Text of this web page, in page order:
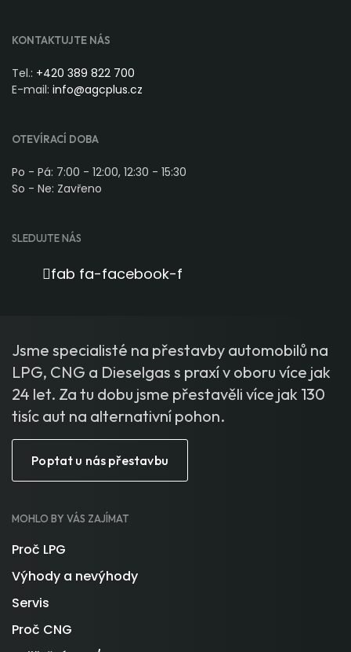
KONTAKTUJTE NÁS
Tel.: +420 389 822 700
E-mail: info@agcplus.cz
OTEVÍRACÍ DOBA
Po - Pá: 7:00 - 12:00, 12:30 - 15:30
So - Ne: Zavřeno
SLEDUJTE NÁS
fab fa-facebook-f
Jsme specialisté na přestavby automobilů na
LPG, CNG a Dieselgas s praxí v oboru více jak
24 let. Za tu dobu jsme přestavěli více jak 130
tisíc aut na alternativní pohon.
Poptat u nás přestavbu
MOHLO BY VÁS ZAJÍMAT
Proč LPG
Výhody a nevýhody
Servis
Proč CNG